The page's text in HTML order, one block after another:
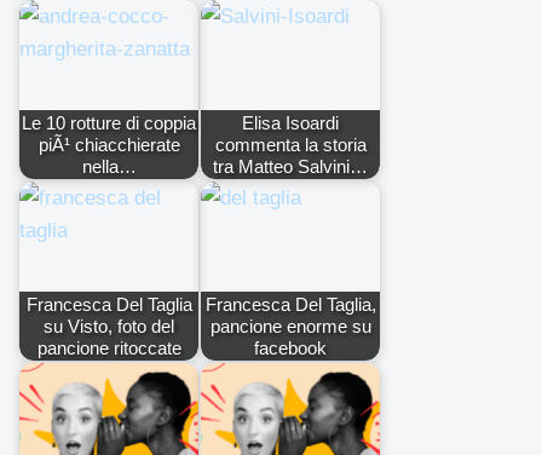
Le 10 rotture di coppia
piÃ¹ chiacchierate
nella…
Elisa Isoardi
commenta la storia
tra Matteo Salvini…
Francesca Del Taglia
su Visto, foto del
pancione ritoccate
Francesca Del Taglia,
pancione enorme su
facebook